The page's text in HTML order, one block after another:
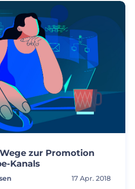
zur Promotion
Kanals
17 Apr. 2018